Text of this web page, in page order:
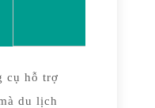
cụ hỗ trợ
du lịch